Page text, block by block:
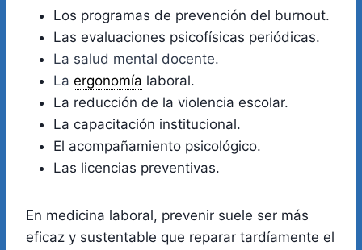
Los programas de prevención del burnout.
Las evaluaciones psicofísicas periódicas.
La salud mental docente.
La ergonomía laboral.
La reducción de la violencia escolar.
La capacitación institucional.
El acompañamiento psicológico.
Las licencias preventivas.
En medicina laboral, prevenir suele ser más
eficaz y sustentable que reparar tardíamente el